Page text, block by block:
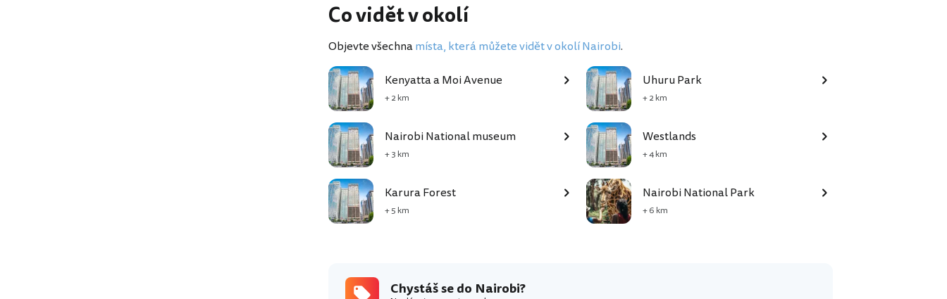
Co vidět v okolí
Objevte všechnamísta, která můžete vidět v okolí Nairobi.
Kenyatta a Moi Avenue
+ 2 km
Uhuru Park
+ 2 km
Nairobi National museum
+ 3 km
Westlands
+ 4 km
Karura Forest
+ 5 km
Nairobi National Park
+ 6 km
Chystáš se do Nairobi?